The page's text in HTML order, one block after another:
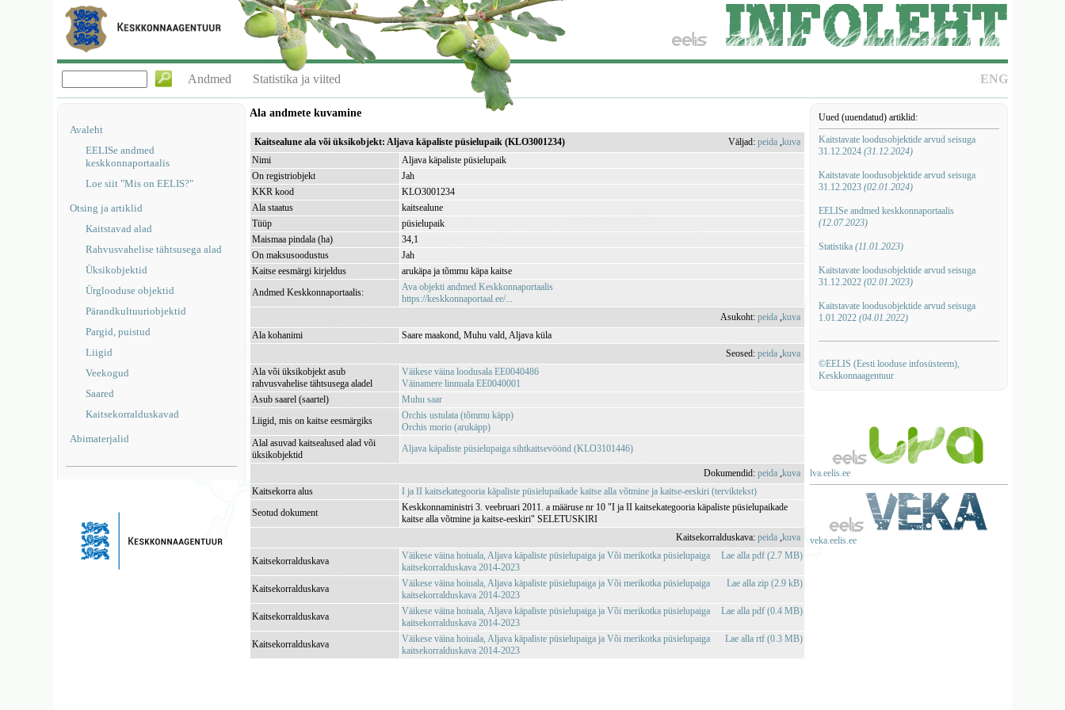
ENG
Andmed Statistika ja viited
Avaleht
EELISe andmed
keskkonnaportaalis
Loe siit "Mis on EELIS?"
Otsing ja artiklid
Kaitstavad alad
Rahvusvahelise tähtsusega alad
Üksikobjektid
Ürglooduse objektid
Pärandkultuuriobjektid
Pargid, puistud
Liigid
Veekogud
Saared
Kaitsekorralduskavad
Abimaterjalid
Uued (uuendatud) artiklid:
Kaitstavate loodusobjektide arvud seisuga
31.12.2024 (31.12.2024)
Kaitstavate loodusobjektide arvud seisuga
31.12.2023 (02.01.2024)
EELISe andmed keskkonnaportaalis
(12.07.2023)
Statistika (11.01.2023)
Kaitstavate loodusobjektide arvud seisuga
31.12.2022 (02.01.2023)
Kaitstavate loodusobjektide arvud seisuga
1.01.2022 (04.01.2022)
©EELIS (Eesti looduse infosüsteem),
Keskkonnaagentuur
lva.eelis.ee
veka.eelis.ee
Ala andmete kuvamine
Kaitsealune ala või üksikobjekt: Aljava käpaliste püsielupaik (KLO3001234) Väljad:peida ,kuva
Nimi
Aljava käpaliste püsielupaik
On registriobjekt
Jah
KKR kood
KLO3001234
Ala staatus
kaitsealune
Tüüp
püsielupaik
Maismaa pindala (ha)
34,1
On maksusoodustus
Jah
Kaitse eesmärgi kirjeldus
arukäpa ja tõmmu käpa kaitse
Andmed Keskkonnaportaalis:
Ava objekti andmed Keskkonnaportaalis
https://keskkonnaportaal.ee/...
Asukoht:peida ,kuva
Ala kohanimi
Saare maakond, Muhu vald, Aljava küla
Seosed:peida ,kuva
Ala või üksikobjekt asub
rahvusvahelise tähtsusega aladel
Väikese väina loodusala EE0040486
Väinamere linnuala EE0040001
Asub saarel (saartel)
Muhu saar
Liigid, mis on kaitse eesmärgiks
Orchis ustulata (tõmmu käpp)
Orchis morio (arukäpp)
Alal asuvad kaitsealused alad või
üksikobjektid
Aljava käpaliste püsielupaiga sihtkaitsevöönd (KLO3101446)
Dokumendid:peida ,kuva
Kaitsekorra alus
I ja II kaitsekategooria käpaliste püsielupaikade kaitse alla võtmine ja kaitse-eeskiri (terviktekst)
Seotud dokument
Keskkonnaministri 3. veebruari 2011. a määruse nr 10 "I ja II kaitsekategooria käpaliste püsielupaikade
kaitse alla võtmine ja kaitse-eeskiri" SELETUSKIRI
Kaitsekorralduskava:peida ,kuva
Kaitsekorralduskava Lae alla pdf (2.7 MB)
Väikese väina hoiuala, Aljava käpaliste püsielupaiga ja Või merikotka püsielupaiga
kaitsekorralduskava 2014-2023
Kaitsekorralduskava
Lae alla zip (2.9 kB)
Väikese väina hoiuala, Aljava käpaliste püsielupaiga ja Või merikotka püsielupaiga
kaitsekorralduskava 2014-2023
Kaitsekorralduskava
Lae alla pdf (0.4 MB)
Väikese väina hoiuala, Aljava käpaliste püsielupaiga ja Või merikotka püsielupaiga
kaitsekorralduskava 2014-2023
Kaitsekorralduskava
Lae alla rtf (0.3 MB)
Väikese väina hoiuala, Aljava käpaliste püsielupaiga ja Või merikotka püsielupaiga
kaitsekorralduskava 2014-2023